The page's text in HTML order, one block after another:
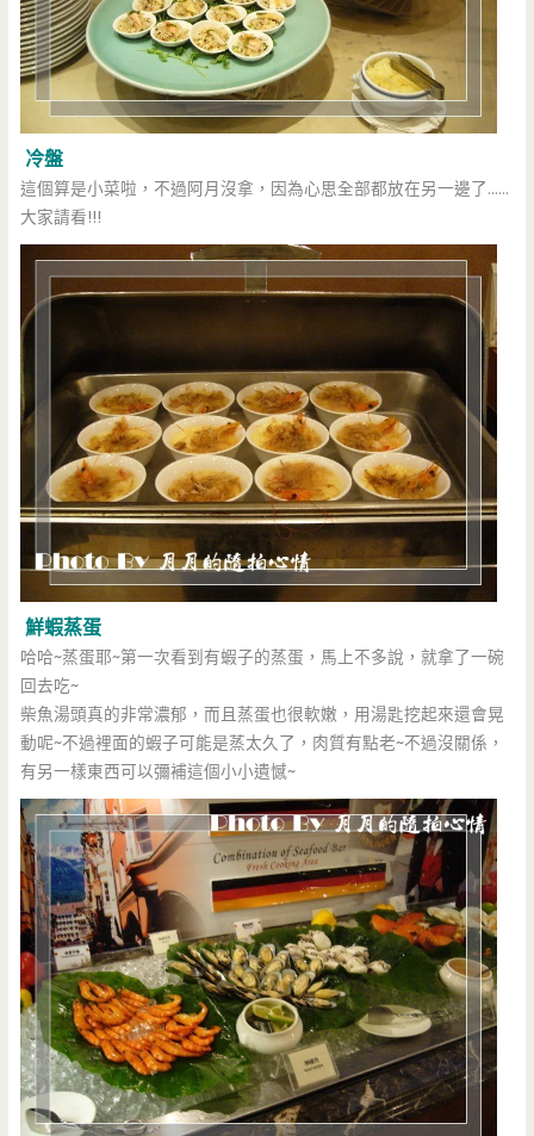
冷盤
這個算是小菜啦，不過阿月沒拿，因為心思全部都放在另一邊了……
大家請看!!!
鮮蝦蒸蛋
哈哈~蒸蛋耶~第一次看到有蝦子的蒸蛋，馬上不多說，就拿了一碗
回去吃~
柴魚湯頭真的非常濃郁，而且蒸蛋也很軟嫩，用湯匙挖起來還會晃
動呢~不過裡面的蝦子可能是蒸太久了，肉質有點老~不過沒關係，
有另一樣東西可以彌補這個小小遺憾~